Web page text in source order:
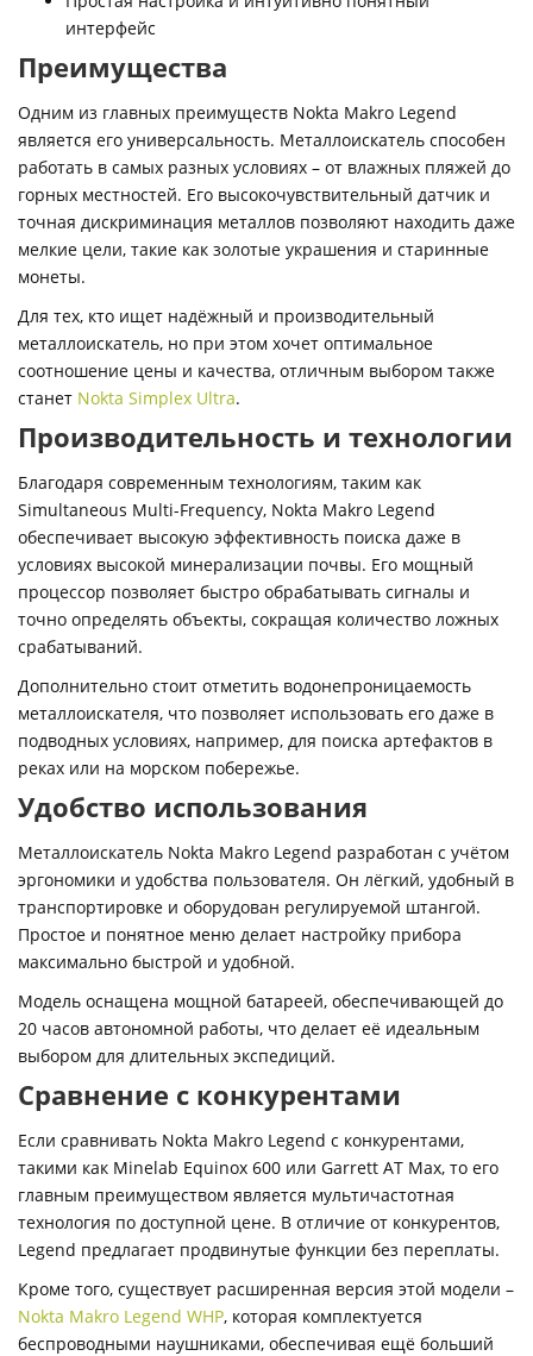
интерфейс
Преимущества
Одним из главных преимуществ Nokta Makro Legend
является его универсальность. Металлоискатель способен
работать в самых разных условиях – от влажных пляжей до
горных местностей. Его высокочувствительный датчик и
точная дискриминация металлов позволяют находить даже
мелкие цели, такие как золотые украшения и старинные
монеты.
Для тех, кто ищет надёжный и производительный
металлоискатель, но при этом хочет оптимальное
соотношение цены и качества, отличным выбором также
станет Nokta Simplex Ultra.
Производительность и технологии
Благодаря современным технологиям, таким как
Simultaneous Multi-Frequency, Nokta Makro Legend
обеспечивает высокую эффективность поиска даже в
условиях высокой минерализации почвы. Его мощный
процессор позволяет быстро обрабатывать сигналы и
точно определять объекты, сокращая количество ложных
срабатываний.
Дополнительно стоит отметить водонепроницаемость
металлоискателя, что позволяет использовать его даже в
подводных условиях, например, для поиска артефактов в
реках или на морском побережье.
Удобство использования
Металлоискатель Nokta Makro Legend разработан с учётом
эргономики и удобства пользователя. Он лёгкий, удобный в
транспортировке и оборудован регулируемой штангой.
Простое и понятное меню делает настройку прибора
максимально быстрой и удобной.
Модель оснащена мощной батареей, обеспечивающей до
20 часов автономной работы, что делает её идеальным
выбором для длительных экспедиций.
Сравнение с конкурентами
Если сравнивать Nokta Makro Legend с конкурентами,
такими как Minelab Equinox 600 или Garrett AT Max, то его
главным преимуществом является мультичастотная
технология по доступной цене. В отличие от конкурентов,
Legend предлагает продвинутые функции без переплаты.
Кроме того, существует расширенная версия этой модели –
Nokta Makro Legend WHP, которая комплектуется
беспроводными наушниками, обеспечивая ещё больший